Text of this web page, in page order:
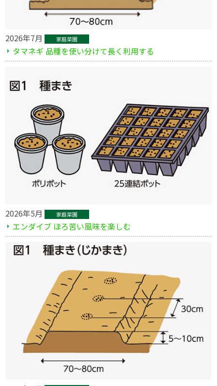
2026年7月 家庭菜園
タマネギ 品種を使い分けて長く利用する
2026年5月 家庭菜園
エンダイブ ほろ苦い風味を楽しむ